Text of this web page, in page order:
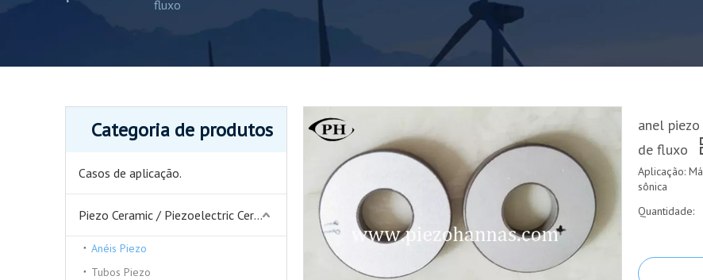
fluxo
Categoria de produtos
Casos de aplicação.
Piezo Ceramic / Piezoelectric Ceramics
Anéis Piezo
Tubos Piezo
anel
de fluxo
Aplicação:
sônica
Quantidade: